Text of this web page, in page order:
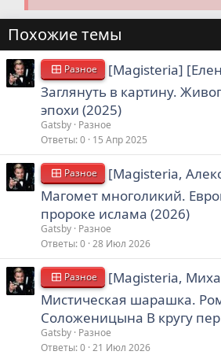
Похожие темы
Разное
[Magisteria]
Заглянуть в картину.
эпохи (2025)
Gatsby Разное
Ответы 0 15 Апр 2025
Разное
[Magisteria,
Магомет многоликий.
пророке ислама (2026)
Gatsby Разное
Ответы 0 28 Июл 2026
Разное
[Magisteria,
Мистическая шарашка.
Соложеницына В кругу
Gatsby Разное
Ответы 0 21 Июл 2026